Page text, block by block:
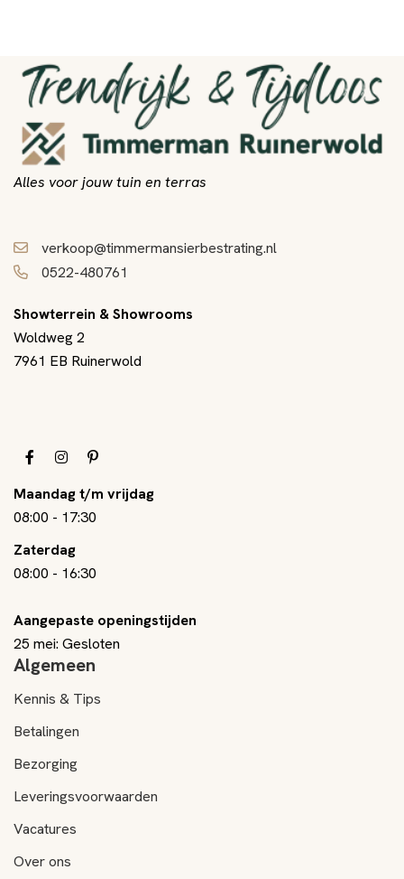
Alles voor jouw tuin en terras
verkoop@timmermansierbestrating.nl
0522-480761
Showterrein & Showrooms
Woldweg 2
7961 EB Ruinerwold
Maandag t/m vrijdag
08:00 - 17:30
Zaterdag
08:00 - 16:30
Aangepaste openingstijden
25 mei: Gesloten
Algemeen
Kennis & Tips
Betalingen
Bezorging
Leveringsvoorwaarden
Vacatures
Over ons